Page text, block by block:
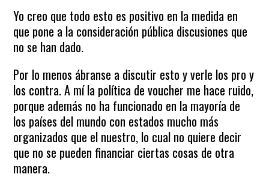
Yo creo que todo esto es positivo en la medida en
que pone a la consideración pública discusiones que
no se han dado.
Por lo menos ábranse a discutir esto y verle los pro y
los contra. A mí la política de voucher me hace ruido,
porque además no ha funcionado en la mayoría de
los países del mundo con estados mucho más
organizados que el nuestro, lo cual no quiere decir
que no se pueden financiar ciertas cosas de otra
manera.